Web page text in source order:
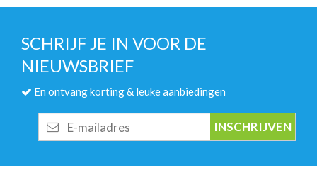
SCHRIJF JE IN VOOR DE
NIEUWSBRIEF
En ontvang korting & leuke aanbiedingen
mailadres